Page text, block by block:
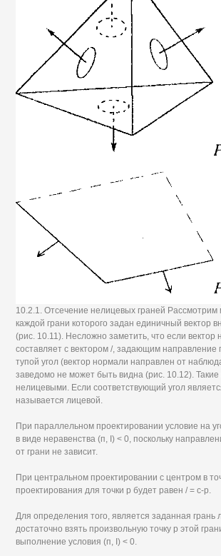
10.2.1. Отсечение нелицевых граней Рассмотрим
каждой грани которого задан единичный вектор
(рис. 10.11). Несложно заметить, что если вектор
составляет с вектором /, задающим направление
тупой угол (вектор нормали направлен от
заведомо не может быть видна (рис. 10.12).
нелицевыми. Если соответствующий угол
называется лицевой.
При параллельном проектировании условие на
в виде неравенства (п, I) < 0, поскольку
от грани не зависит.
При центральном проектировании с центром в
проектирования для точки р будет равен / = с-р.
Для определения того, является заданная грань
достаточно взять произвольную точку р этой
выполнение условия (п, I) < 0.